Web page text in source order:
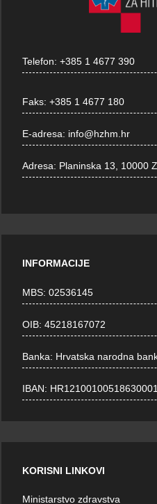
Telefon:+385 1 4677 390
Faks:+385 1 4677 180
E-adresa: info@hzhm.hr
Adresa: Planinska 13, 10000
INFORMACIJE
MBS: 02536145
OIB: 45218167072
Banka: Hrvatska narodna
IBAN:
KORISNI LINKOVI
Ministarstvo zdravstva